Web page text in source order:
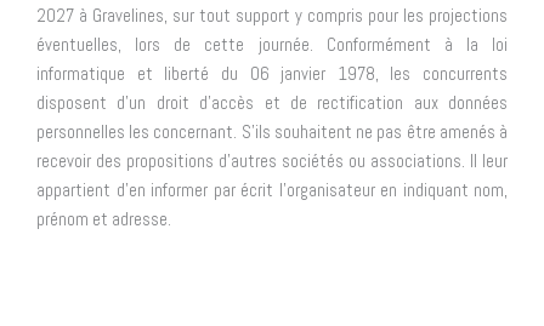
2027 à Gravelines, sur tout support y compris pour les projections
éventuelles, lors de cette journée. Conformément à la loi
informatique et liberté du 06 janvier 1978, les concurrents
disposent d’un droit d’accès et de rectification aux données
personnelles les concernant. S’ils souhaitent ne pas être amenés à
recevoir des propositions d’autres sociétés ou associations. Il leur
appartient d’en informer par écrit l’organisateur en indiquant nom,
prénom et adresse.